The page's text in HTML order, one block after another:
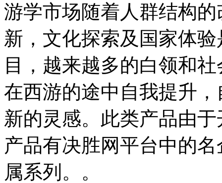
游学市场随着人群结构
新，文化探索及国家体
目，越来越多的白领和
在西游的途中自我提升
新的灵感。此类产品由
产品有决胜网平台中的
属系列。。